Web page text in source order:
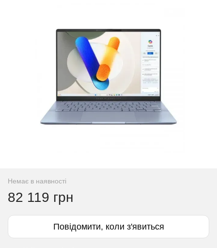
Немає в наявності
82 119 грн
Повідомити, коли з'явиться